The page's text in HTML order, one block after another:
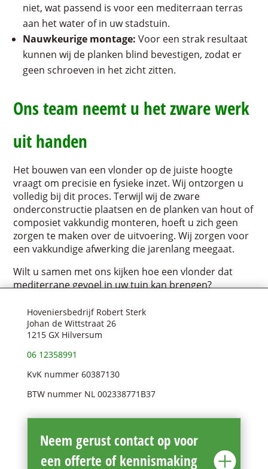
niet, wat passend is voor een mediterraan terras
aan het water of in uw stadstuin.
Nauwkeurige montage: Voor een strak resultaat
kunnen wij de planken blind bevestigen, zodat er
geen schroeven in het zicht zitten.
Ons team neemt u het zware werk
uit handen
Het bouwen van een vlonder op de juiste hoogte
vraagt om precisie en fysieke inzet. Wij ontzorgen u
volledig bij dit proces. Terwijl wij de zware
onderconstructie plaatsen en de planken van hout of
composiet vakkundig monteren, hoeft u zich geen
zorgen te maken over de uitvoering. Wij zorgen voor
een vakkundige afwerking die jarenlang meegaat.
Wilt u samen met ons kijken hoe een vlonder dat
mediterrane gevoel in uw tuin kan brengen?
Hoveniersbedrijf Robert Sterk
Johan de Wittstraat 26
1215 GX Hilversum
06 12358991
KvK nummer 60387130
BTW nummer NL 002338771B37
Neem gerust contact op voor
een offerte of kennismaking